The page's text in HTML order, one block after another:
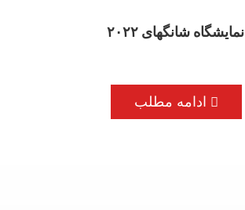
نمایشگاه شانگهای ۲۰۲۲
ادامه مطلب